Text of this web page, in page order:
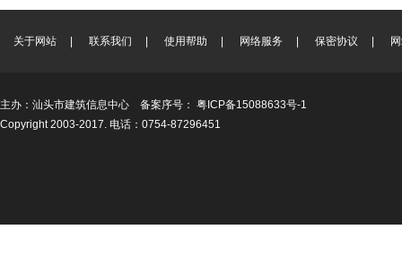
关于网站 | 联系我们 | 使用帮助 | 网络服务 | 保密协议 |
主办：汕头市建筑信息中心 备案序号： 粤ICP备15088633号-1
Copyright 2003-2017. 电话：0754-87296451